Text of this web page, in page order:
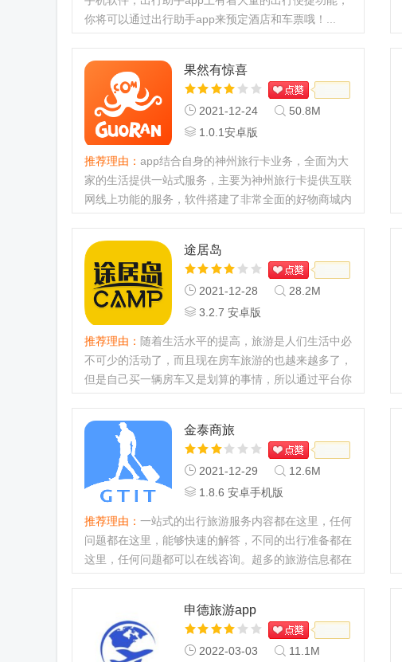
你将可以通过出行助手app来预定酒店和车票哦！...
果然有惊喜
2021-12-24
50.8M
1.0.1安卓版
推荐理由： app结合自身的神州旅行卡业务，全面为大
家的生活提供一站式服务，主要为神州旅行卡提供互联
网线上功能的服务，软件搭建了非常全面的好物商城内
途居岛
2021-12-28
28.2M
3.2.7 安卓版
推荐理由： 随着生活水平的提高，旅游是人们生活中必
不可少的活动了，而且现在房车旅游的也越来越多了，
但是自己买一辆房车又是划算的事情，所以通过平台你
金泰商旅
2021-12-29
12.6M
1.8.6 安卓手机版
推荐理由： 一站式的出行旅游服务内容都在这里，任何
问题都在这里，能够快速的解答，不同的出行准备都在
这里，任何问题都可以在线咨询。超多的旅游信息都在
申德旅游app
2022-03-03
11.1M